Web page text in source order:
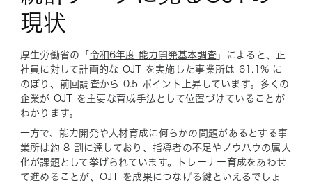
現状
厚生労働省の「 令和6年度 能力開発基本調査」によると、正
社員に対して計画的な OJT を実施した事業所は 61.1% に
のぼり、前回調査から 0.5 ポイント上昇しています。多くの
企業が OJT を主要な育成手法として位置づけていることが
わかります。
一方で、能力開発や人材育成に何らかの問題があるとする事
業所は約 8 割に達しており、指導者の不足やノウハウの属人
化が課題として挙げられています。トレーナー育成をあわせ
て進めることが、OJT を成果につなげる鍵といえるでしょ